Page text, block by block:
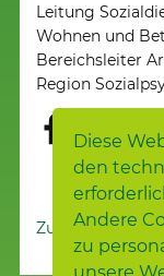
Diese
den
Andere
zu
Leitung
Wohnen und
Bereichsleiter
Region
Zur